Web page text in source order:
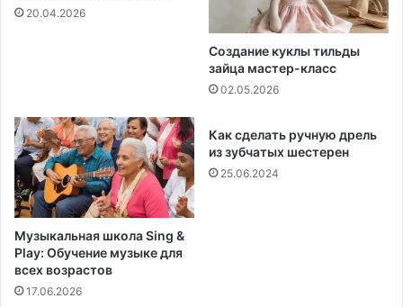
20.04.2026
Создание куклы тильды
зайца мастер-класс
02.05.2026
Музыкальная школа Sing &
Play: Обучение музыке для
всех возрастов
17.06.2026
Как сделать ручную дрель
из зубчатых шестерен
25.06.2024